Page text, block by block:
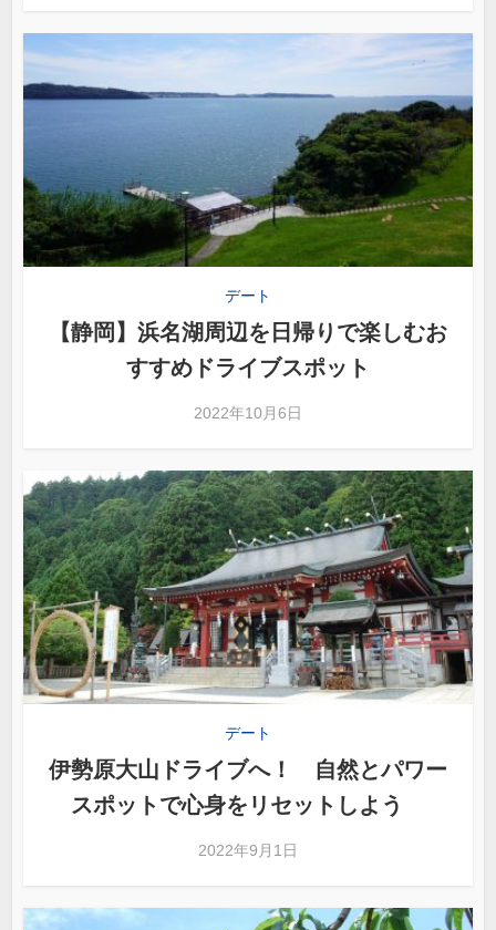
デート
【静岡】浜名湖周辺を日帰りで楽しむお
すすめドライブスポット
2022年10月6日
デート
伊勢原大山ドライブへ！ 自然とパワー
スポットで心身をリセットしよう
2022年9月1日